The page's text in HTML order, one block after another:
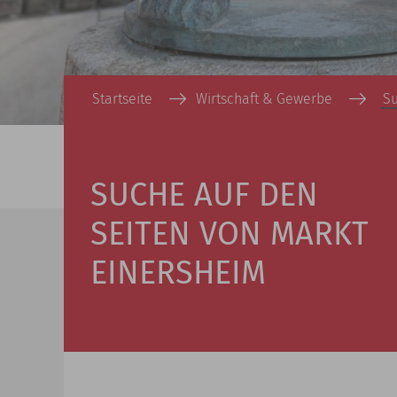
Startseite Wirtschaft & Gewerbe
SUCHE AUF DEN
SEITEN VON MARKT
EINERSHEIM